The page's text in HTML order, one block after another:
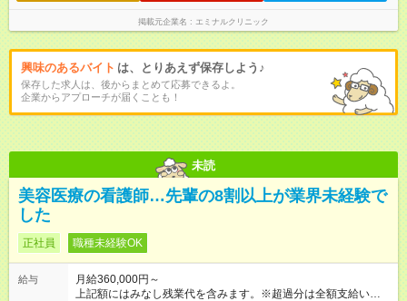
掲載元企業名 エミナルクリニック
興味のあるバイト は、とりあえず保存しよう♪
保存した求人は、後からまとめて応募できるよ。
企業からアプローチが届くことも！
未読
美容医療の看護師…先輩の8割以上が業界未経験で
した
正社員 職種未経験OK
給与
月給360,000円～
上記額にはみなし残業代を含みます。※超過分は全額支給いたし